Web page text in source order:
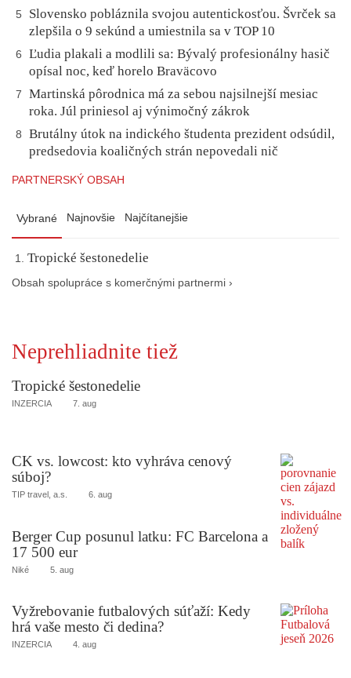
5
Slovensko pobláznila svojou autentickosťou. Švrček sa
zlepšila o 9 sekúnd a umiestnila sa v TOP 10
6
Ľudia plakali a modlili sa: Bývalý profesionálny hasič
opísal noc, keď horelo Braväcovo
7
Martinská pôrodnica má za sebou najsilnejší mesiac
roka. Júl priniesol aj výnimočný zákrok
8
Brutálny útok na indického študenta prezident odsúdil,
predsedovia koaličných strán nepovedali nič
PARTNERSKÝ OBSAH
Vybrané Najnovšie Najčítanejšie
Tropické šestonedelie
Obsah spolupráce s komerčnými partnermi ›
Neprehliadnite tiež
Tropické šestonedelie
INZERCIA 7. aug
CK vs. lowcost: kto vyhráva cenový
súboj?
TIP travel, a.s. 6. aug
Berger Cup posunul latku: FC Barcelona a
17 500 eur
Niké 5. aug
Vyžrebovanie futbalových súťaží: Kedy
hrá vaše mesto či dedina?
INZERCIA 4. aug